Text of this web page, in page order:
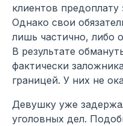
клиентов
Однако свои
лишь частично, либо
В результате
фактически
границей. У них не
Девушку уже
уголовных дел.